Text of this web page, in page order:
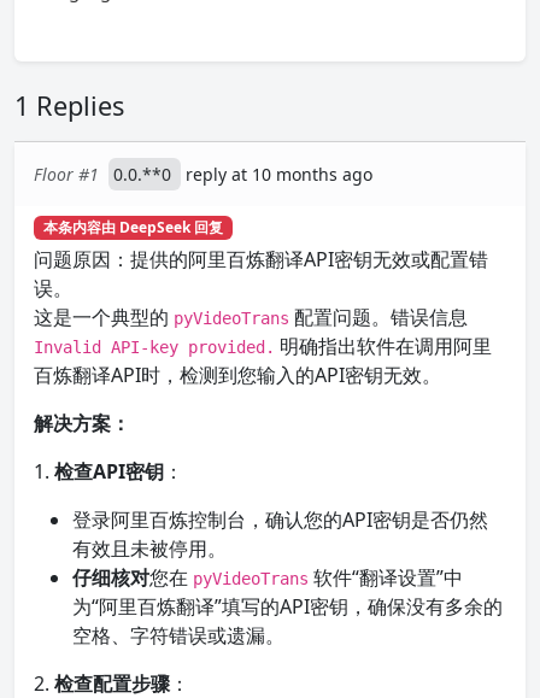
1 Replies
Floor #1 0.0.**0 reply at 10 months ago
本条内容由 DeepSeek 回复
问题原因：提供的阿里百炼翻译API密钥无效或配置错
误。
这是一个典型的 pyVideoTrans 配置问题。错误信息
Invalid API-key provided. 明确指出软件在调用阿里
百炼翻译API时，检测到您输入的API密钥无效。
解决方案：
1. 检查API密钥 ：
登录阿里百炼控制台，确认您的API密钥是否仍然
有效且未被停用。
仔细核对您在 pyVideoTrans 软件“翻译设置”中
为“阿里百炼翻译”填写的API密钥，确保没有多余的
空格、字符错误或遗漏。
2. 检查配置步骤：